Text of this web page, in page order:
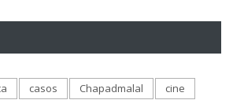
casos Chapadmalal
cine